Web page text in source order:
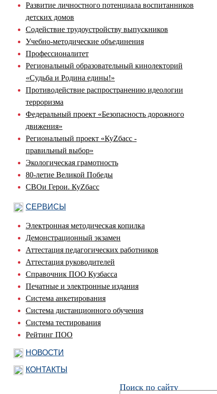
Поиск по сайту
Развитие личностного потенциала воспитанников
детских домов
Содействие трудоустройству выпускников
Учебно-методические объединения
Профессионалитет
Региональный образовательный кинолекторий
«Судьба и Родина едины!»
Противодействие распространению идеологии
терроризма
Федеральный проект «Безопасность дорожного
движения»
Региональный проект «КуZбасс -
правильный выбор»
Экологическая грамотность
80-летие Великой Победы
СВОи Герои. КуZбасс
СЕРВИСЫ
Электронная методическая копилка
Демонстрационный экзамен
Аттестация педагогических работников
Аттестация руководителей
Справочник ПОО Кузбасса
Печатные и электронные издания
Система анкетирования
Система дистанционного обучения
Система тестирования
Рейтинг ПОО
НОВОСТИ
КОНТАКТЫ